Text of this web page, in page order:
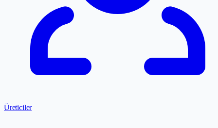
Üreticiler